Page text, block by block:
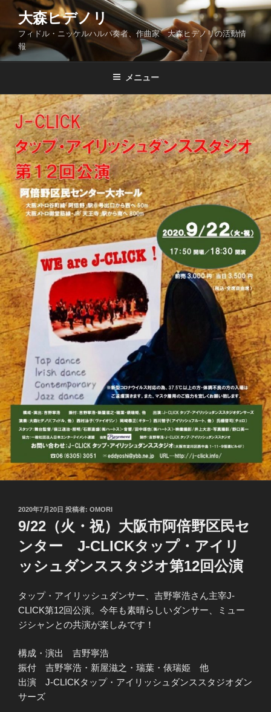
ン
ツ
ス
キ
ッ
プ
大森ヒデノリ
フィドル・ニッケルハルパ奏者、作曲家 大森ヒデノリの活動情
報
メニュー
投
稿
日:
2020年7月20日 投稿者: OMORI
9/22（火・祝）大阪市阿倍野区民セ
ンター J-CLICKタップ・アイリ
ッシュダンススタジオ第12回公演
タップ・アイリッシュダンサー、吉野寧浩さん主宰J-
CLICK第12回公演。今年も素晴らしいダンサー、ミュー
ジシャンとの共演が楽しみです！
構成・演出 吉野寧浩
振付 吉野寧浩・新屋滋之・瑞葉・俵瑞姫 他
出演 J-CLICKタップ・アイリッシュダンススタジオダン
サーズ